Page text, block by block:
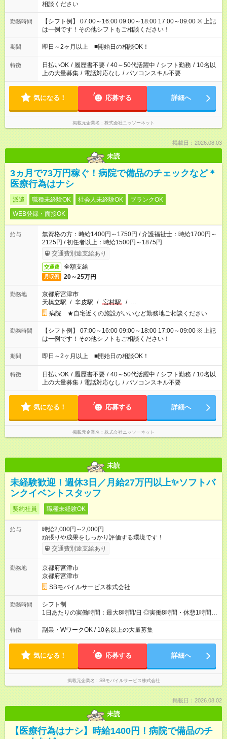
相談ください
勤務時間
【シフト例】 07:00～16:00 09:00～18:00 17:00～09:00 ※ 上記
は一例です！その他シフトもご相談ください！
期間 即日～2ヶ月以上 ■開始日の相談OK！
特徴 日払いOK / 履歴書不要 / 40～50代活躍中 / シフト勤務 / 10名以
上の大量募集 / 電話対応なし / パソコンスキル不要
気になる！ 応募する 詳細へ
掲載元企業名 株式会社ニッソーネット
掲載日：2026.08.03
未読
3ヵ月で73万円稼ぐ！病院で備品のチェックなど＊
医療行為はナシ
派遣 職種未経験OK 社会人未経験OK
ブランクOK
WEB登録・面接OK
給与
無資格の方：時給1400円～1750円 / 介護福祉士：時給1700円～
2125円 / 初任者以上：時給1500円～1875円
交通費別途支給あり
交通費 全額支給
月収例 20～25万円
勤務地
京都府宮津市
天橋立駅 / 辛皮駅 / 宮村駅 / …
病院 ★自宅近くの施設がいいなど勤務地ご相談ください
勤務時間
【シフト例】 07:00～16:00 09:00～18:00 17:00～09:00 ※ 上記
は一例です！その他シフトもご相談ください！
期間 即日～2ヶ月以上 ■開始日の相談OK！
特徴 日払いOK / 履歴書不要 / 40～50代活躍中 / シフト勤務 / 10名以
上の大量募集 / 電話対応なし / パソコンスキル不要
気になる！ 応募する 詳細へ
掲載元企業名 株式会社ニッソーネット
未読
未経験歓迎！週休3日／月給27万円以上✨ソフトバ
ンクイベントスタッフ
契約社員 職種未経験OK
給与
時給2,000円～2,000円
頑張りや成果をしっかり評価する環境です！
交通費別途支給あり
勤務地
京都府宮津市
京都府宮津市
SBモバイルサービス株式会社
勤務時間
シフト制
1日あたりの実働時間：最大8時間/日 ◎実働8時間・休憩1時間 ◎
残業は月平均5時間程度です
特徴 副業・WワークOK / 10名以上の大量募集
気になる！ 応募する 詳細へ
掲載元企業名 SBモバイルサービス株式会社
掲載日：2026.08.02
未読
【医療行為はナシ】時給1400円！病院で備品のチ